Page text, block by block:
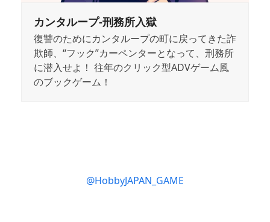
カンタループ-刑務所入獄
復讐のためにカンタループの町に戻ってきた詐
欺師、“フック”カーペンターとなって、刑務所
に潜入せよ！ 往年のクリック型ADVゲーム風
のブックゲーム！
@HobbyJAPAN_GAME